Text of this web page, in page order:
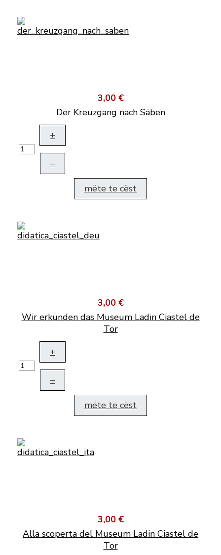
3,00 €
Der Kreuzgang nach Säben
+
–
mëte te cëst
3,00 €
Wir erkunden das Museum Ladin Ciastel de
Tor
+
–
mëte te cëst
3,00 €
Alla scoperta del Museum Ladin Ciastel de
Tor